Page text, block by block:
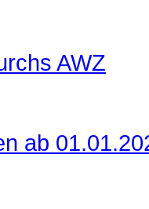
AWZ
ab